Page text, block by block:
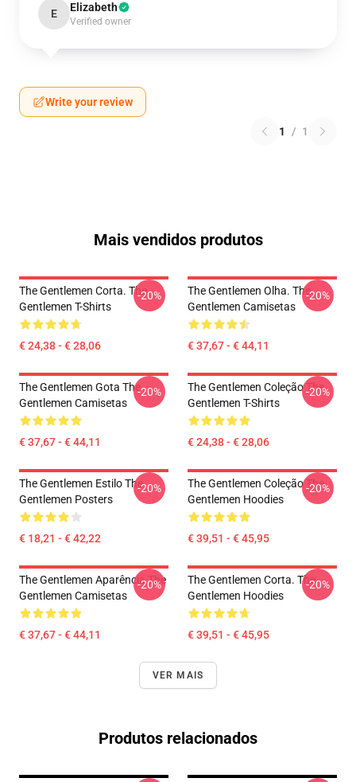
E Elizabeth
Verified owner
Write your review
1 / 1
Mais vendidos produtos
The Gentlemen Corta. The
Gentlemen T-Shirts
€ 24,38 - € 28,06
-20%
The Gentlemen Olha. The
Gentlemen Camisetas
€ 37,67 - € 44,11
-20%
The Gentlemen Gota The
Gentlemen Camisetas
€ 37,67 - € 44,11
-20%
The Gentlemen Coleção The
Gentlemen T-Shirts
€ 24,38 - € 28,06
-20%
The Gentlemen Estilo The
Gentlemen Posters
€ 18,21 - € 42,22
-20%
The Gentlemen Coleção The
Gentlemen Hoodies
€ 39,51 - € 45,95
-20%
The Gentlemen Aparência The
Gentlemen Camisetas
€ 37,67 - € 44,11
-20%
The Gentlemen Corta. The
Gentlemen Hoodies
€ 39,51 - € 45,95
-20%
VER MAIS
Produtos relacionados